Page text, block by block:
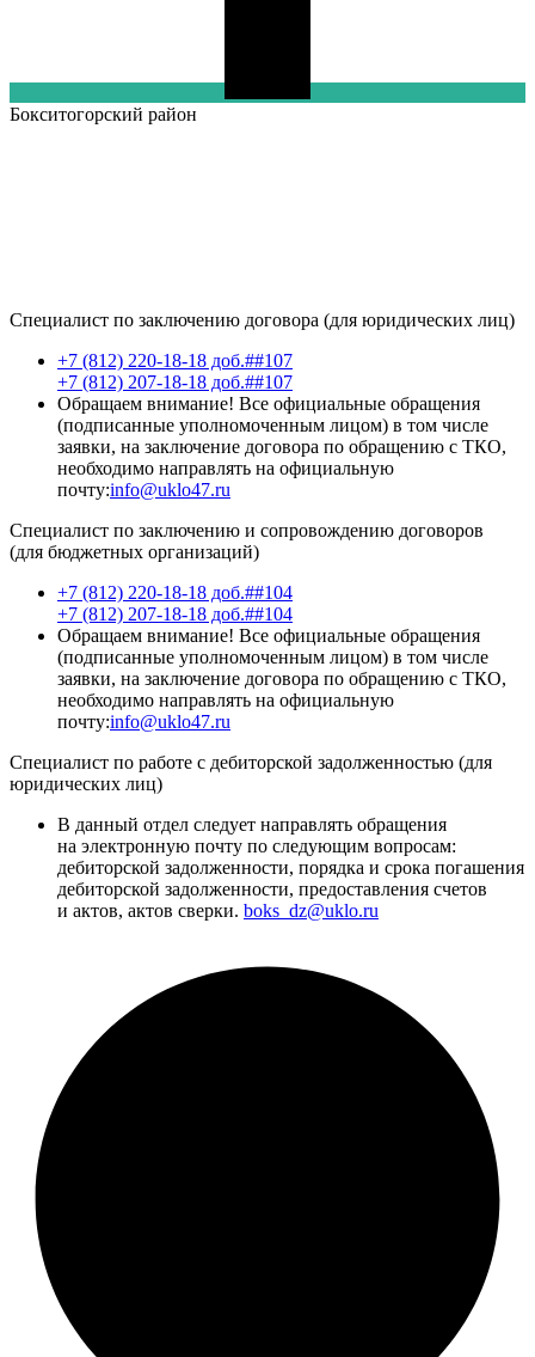
Бокситогорский район
Специалист по заключению договора (для юридических лиц)
+7 (812) 220-18-18 доб.##107
+7 (812) 207-18-18 доб.##107
Обращаем внимание! Все официальные обращения
(подписанные уполномоченным лицом) в том числе
заявки, на заключение договора по обращению с ТКО,
необходимо направлять на официальную
почту:info@uklo47.ru
Специалист по заключению и сопровождению договоров
(для бюджетных организаций)
+7 (812) 220-18-18 доб.##104
+7 (812) 207-18-18 доб.##104
Обращаем внимание! Все официальные обращения
(подписанные уполномоченным лицом) в том числе
заявки, на заключение договора по обращению с ТКО,
необходимо направлять на официальную
почту:info@uklo47.ru
Специалист по работе с дебиторской задолженностью (для
юридических лиц)
В данный отдел следует направлять обращения
на электронную почту по следующим вопросам:
дебиторской задолженности, порядка и срока погашения
дебиторской задолженности, предоставления счетов
и актов, актов сверки. boks_dz@uklo.ru